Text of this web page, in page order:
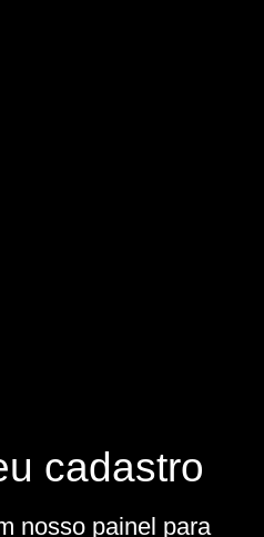
cadastro
nosso painel para